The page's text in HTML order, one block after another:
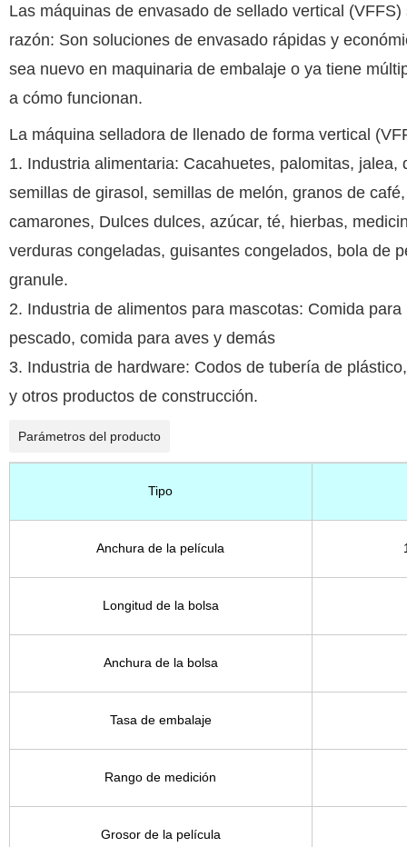
Las máquinas de envasado de sellado vertical
razón: Son soluciones de envasado rápidas y
sea nuevo en maquinaria de embalaje o ya tiene
a cómo funcionan.
La máquina selladora de llenado de forma vertical
1. Industria alimentaria: Cacahuetes, palomitas,
semillas de girasol, semillas de melón, granos de
camarones, Dulces dulces, azúcar, té, hierbas,
verduras congeladas, guisantes congelados, bola de
granule.
2. Industria de alimentos para mascotas: Comida
pescado, comida para aves y demás
3. Industria de hardware: Codos de tubería de
y otros productos de construcción.
Parámetros del producto
Tipo
Anchura de la película
Longitud de la bolsa
Anchura de la bolsa
Tasa de embalaje
Rango de medición
Grosor de la película